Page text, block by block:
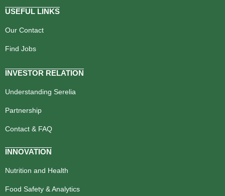
USEFUL LINKS
Our Contact
Find Jobs
INVESTOR RELATION
Understanding Serelia
Partnership
Contact & FAQ
INNOVATION
Nutrition and Health
Food Safety & Analytics